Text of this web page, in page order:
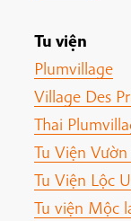
Tu viện
Plumvillage
Village Des
Thai
Tu Viện
Tu Viện Lộc
Tu viện Mộc